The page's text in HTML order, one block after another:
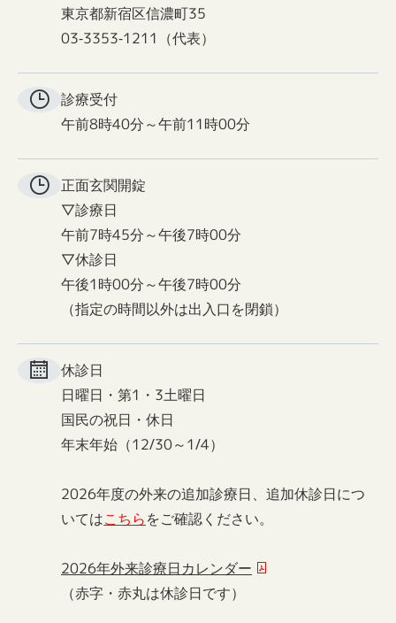
東京都新宿区信濃町35
03-3353-1211（代表）
診療受付
午前8時40分～午前11時00分
正面玄関開錠
▽診療日
午前7時45分～午後7時00分
▽休診日
午後1時00分～午後7時00分
（指定の時間以外は出入口を閉鎖）
休診日
日曜日・第1・3土曜日
国民の祝日・休日
年末年始（12/30～1/4）
2026年度の外来の追加診療日、追加休診日につ
いてはこちらをご確認ください。
2026年外来診療日カレンダー
（赤字・赤丸は休診日です）